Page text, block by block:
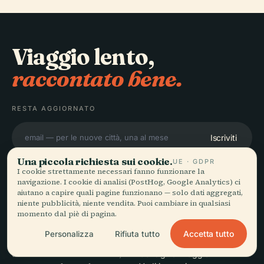
Viaggio lento,
raccontato bene.
RESTA AGGIORNATO
Iscriviti
Audiala
davvero — con fonti oneste,
ESPLORA
Destinazioni
Consigli di viaggio
Una piccola richiesta sui cookie.UE · GDPR
I cookie strettamente necessari fanno funzionare la
navigazione. I cookie di analisi (PostHog, Google Analytics) ci
aiutano a capire quali pagine funzionano — solo dati aggregati,
niente pubblicità, niente vendita. Puoi cambiare in qualsiasi
momento dal piè di pagina.
Personalizza Rifiuta tutto Accetta tutto